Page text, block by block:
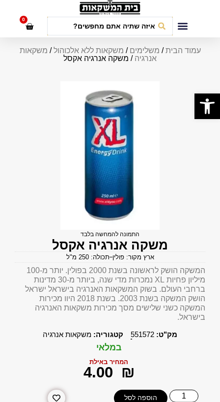
0
עמוד הבית/ משלימים / משקאות ללא אלכוהול/ משקאות
אנרגיה / משקה אנרגיה אקסל
התמונה להמחשה בלבד
משקה אנרגיה אקסל
ארץ מקור: פולין תכולה: 250 מ"ל
המשקה הושק לראשונה בשנת 2000 בפולין. יותר מ-100
מיליון פחיות XL נמכרות מדי שנה, ביותר מ-30 מדינות
ברחבי העולם. בשוק המשקאות האנרגיה בישראל ישראל
הושק המשקה בשנת 2003. בשנת 2018 היוו מכירות
המשקה כשני שלישים מסך מכירות משקאות האנרגיה
בישראל.
מק"ט: 551572 קטגוריה: משקאות אנרגיה
במלאי
המחיר באילת
‎4.00 ₪
הוספה לסל
פתח סרגל נגישות